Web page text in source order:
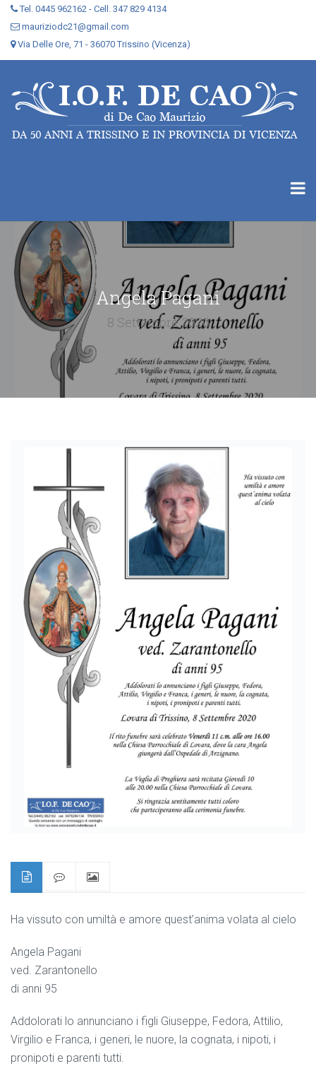
Tel. 0445 962162 - Cell. 347 829 4134
mauriziodc21@gmail.com
Via Delle Ore, 71 - 36070 Trissino (Vicenza)
Angela Pagani
8 Settembre 2020
Ha vissuto con umiltà e amore quest’anima volata al cielo
Angela Pagani
ved. Zarantonello
di anni 95
Addolorati lo annunciano i figli Giuseppe, Fedora, Attilio,
Virgilio e Franca, i generi, le nuore, la cognata, i nipoti, i
pronipoti e parenti tutti.